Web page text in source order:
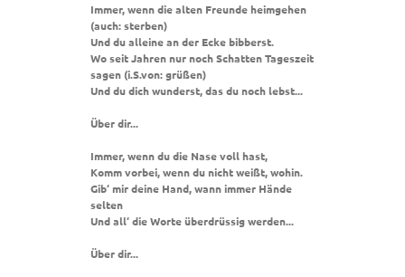
Immer, wenn die alten Freunde heimgehen
(auch: sterben)
Und du alleine an der Ecke bibberst.
Wo seit Jahren nur noch Schatten Tageszeit
sagen (i.S.von: grüßen)
Und du dich wunderst, das du noch lebst...
Über dir...
Immer, wenn du die Nase voll hast,
Komm vorbei, wenn du nicht weißt, wohin.
Gib‘ mir deine Hand, wann immer Hände
selten
Und all‘ die Worte überdrüssig werden...
Über dir...